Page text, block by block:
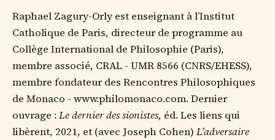
Raphael Zagury-Orly est enseignant à l’Institut
Catholique de Paris, directeur de programme au
Collège International de Philosophie (Paris),
membre associé, CRAL - UMR 8566 (CNRS/EHESS),
membre fondateur des Rencontres Philosophiques
de Monaco - www.philomonaco.com. Dernier
ouvrage : Le dernier des sionistes, éd. Les liens qui
libèrent, 2021, et (avec Joseph Cohen) L’adversaire